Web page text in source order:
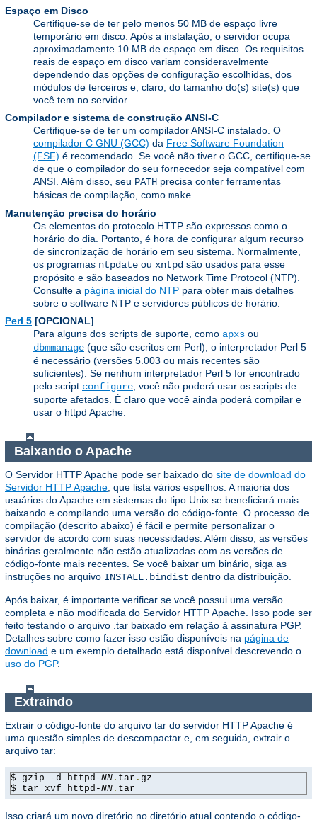
Espaço em Disco
Certifique-se de ter pelo menos 50 MB de espaço livre
temporário em disco. Após a instalação, o servidor ocupa
aproximadamente 10 MB de espaço em disco. Os requisitos
reais de espaço em disco variam consideravelmente
dependendo das opções de configuração escolhidas, dos
módulos de terceiros e, claro, do tamanho do(s) site(s) que
você tem no servidor.
Compilador e sistema de construção ANSI-C
Certifique-se de ter um compilador ANSI-C instalado. O
compilador C GNU (GCC) da Free Software Foundation
(FSF) é recomendado. Se você não tiver o GCC, certifique-se
de que o compilador do seu fornecedor seja compatível com
ANSI. Além disso, seu PATH precisa conter ferramentas
básicas de compilação, como make.
Manutenção precisa do horário
Os elementos do protocolo HTTP são expressos como o
horário do dia. Portanto, é hora de configurar algum recurso
de sincronização de horário em seu sistema. Normalmente,
os programas ntpdate ou xntpd são usados ​​para esse
propósito e são baseados no Network Time Protocol (NTP).
Consulte a página inicial do NTP para obter mais detalhes
sobre o software NTP e servidores públicos de horário.
Perl 5 [OPCIONAL]
Para alguns dos scripts de suporte, como apxs ou
dbmmanage (que são escritos em Perl), o interpretador Perl 5
é necessário (versões 5.003 ou mais recentes são
suficientes). Se nenhum interpretador Perl 5 for encontrado
pelo script configure, você não poderá usar os scripts de
suporte afetados. É claro que você ainda poderá compilar e
usar o httpd Apache.
Baixando o Apache
O Servidor HTTP Apache pode ser baixado do site de download do
Servidor HTTP Apache , que lista vários espelhos. A maioria dos
usuários do Apache em sistemas do tipo Unix se beneficiará mais
baixando e compilando uma versão do código-fonte. O processo de
compilação (descrito abaixo) é fácil e permite personalizar o
servidor de acordo com suas necessidades. Além disso, as versões
binárias geralmente não estão atualizadas com as versões de
código-fonte mais recentes. Se você baixar um binário, siga as
instruções no arquivo INSTALL.bindist dentro da distribuição.
Após baixar, é importante verificar se você possui uma versão
completa e não modificada do Servidor HTTP Apache. Isso pode ser
feito testando o arquivo .tar baixado em relação à assinatura PGP.
Detalhes sobre como fazer isso estão disponíveis na página de
download e um exemplo detalhado está disponível descrevendo o
uso do PGP.
Extraindo
Extrair o código-fonte do arquivo tar do servidor HTTP Apache é
uma questão simples de descompactar e, em seguida, extrair o
arquivo tar:
$ gzip -d httpd-NN . tar . gz
$ tar xvf httpd-NN . tar
Isso criará um novo diretório no diretório atual contendo o código-